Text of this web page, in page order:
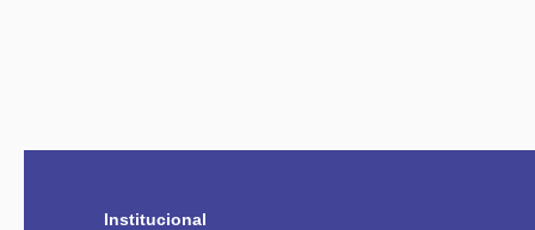
Institucional